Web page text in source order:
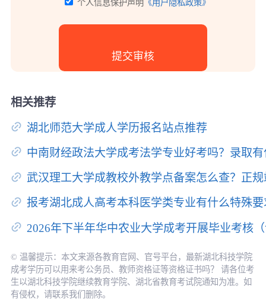
个人信息保护声明 《用户隐私政策》
相关推荐
湖北师范大学成人学历报名站点推荐
中南财经政法大学成考法学专业好考吗？录取
武汉理工大学成教校外教学点备案怎么查？正
报考湖北成人高考本科医学类专业有什么特殊
2026年下半年华中农业大学成考开展毕业考核
© 温馨提示：本文来源各教育官网、官号平台，最新湖北科技学院
成考学历可以用来考公务员、教师资格证等资格证书吗？ 请各位考
生以湖北科技学院继续教育学院、湖北省教育考试院通知为准。如
有侵权，请联系我们删除。